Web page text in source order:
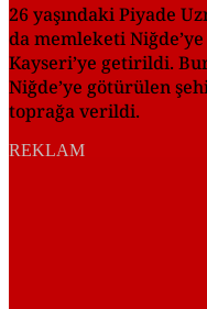
26 yaşındaki Piyade
da memleketi
Kayseri’ye getirildi.
Niğde’ye götürülen
toprağa verildi.
REKLAM